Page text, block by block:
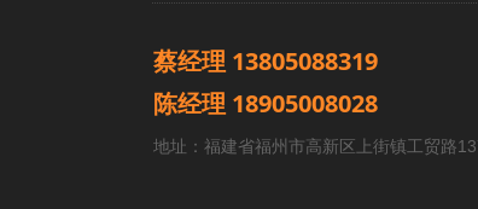
蔡经理 13805088319
陈经理 18905008028
地址：福建省福州市高新区上街镇工贸路